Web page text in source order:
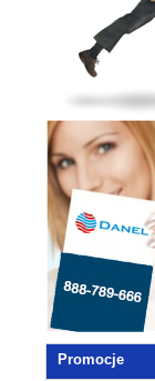
Promocje